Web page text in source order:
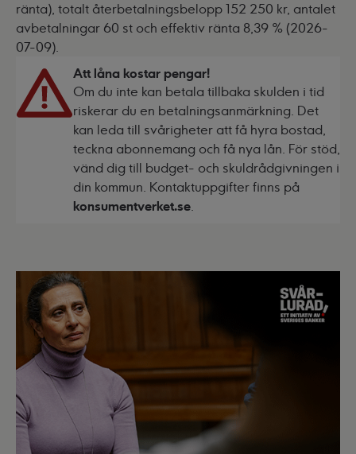
ränta), totalt återbetalningsbelopp 152 250 kr, antalet
avbetalningar 60 st och effektiv ränta 8,39 % (2026-
07-09).
Att låna kostar pengar!
Om du inte kan betala tillbaka skulden i tid
riskerar du en betalningsanmärkning. Det
kan leda till svårigheter att få hyra bostad,
teckna abonnemang och få nya lån. För stöd,
vänd dig till budget- och skuldrådgivningen i
din kommun. Kontaktuppgifter finns på
konsumentverket.se.